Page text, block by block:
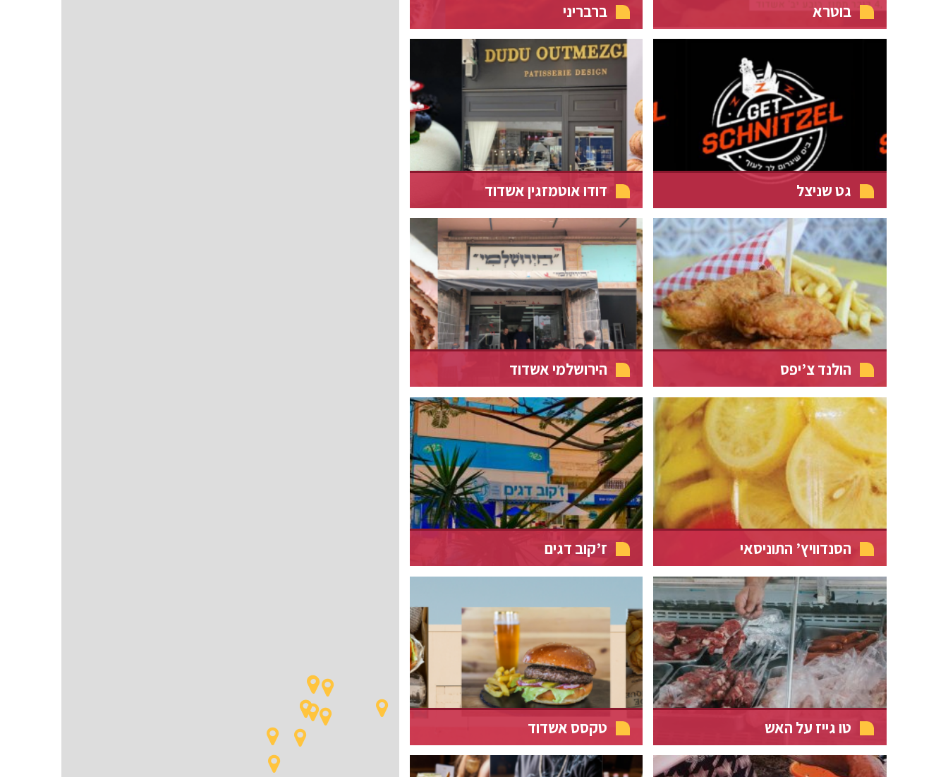
בוטרא ברבריני
גט שניצל דודו אוטמזגין אשדוד
הולנד צ’יפס הירושלמי אשדוד
הסנדוויץ’ התוניסאי ז’קוב דגים
טו גייז על האש טקסס אשדוד